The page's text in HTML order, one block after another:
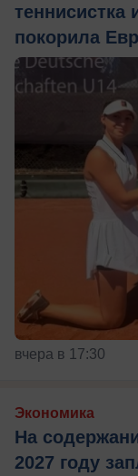
теннисистка
покорила
вчера в 17:30
Экономика
На
2027 году